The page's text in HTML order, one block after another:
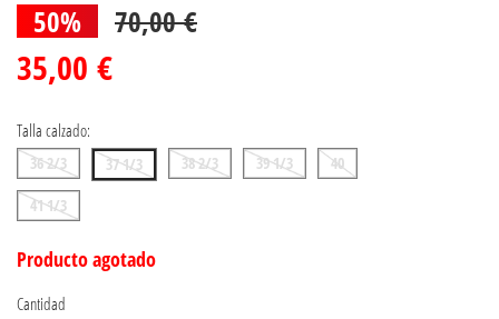
50% 70,00 €
35,00 €
Talla calzado:
36 2/3 37 1/3 38 2/3 39 1/3
40
41 1/3
Producto agotado
Cantidad